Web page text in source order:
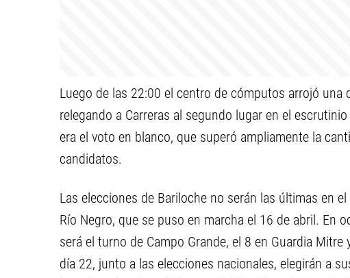
Luego de las 22:00 el centro de cómputos arrojó
relegando a Carreras al segundo lugar en el
era el voto en blanco, que superó ampliamente la
candidatos.
Las elecciones de Bariloche no serán las últimas en
Río Negro, que se puso en marcha el 16 de abril. En
será el turno de Campo Grande, el 8 en Guardia
día 22, junto a las elecciones nacionales, elegirán a